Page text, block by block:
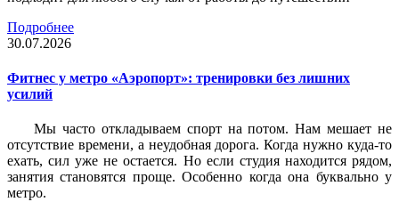
Подробнее
30.07.2026
Фитнес у метро «Аэропорт»: тренировки без лишних
усилий
Мы часто откладываем спорт на потом. Нам мешает не
отсутствие времени, а неудобная дорога. Когда нужно куда-то
ехать, сил уже не остается. Но если студия находится рядом,
занятия становятся проще. Особенно когда она буквально у
метро.